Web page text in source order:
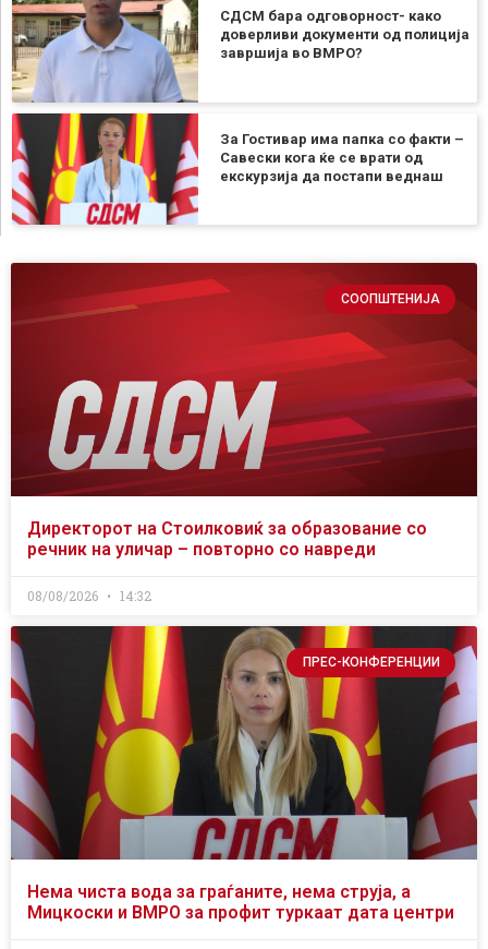
СДСМ бара одговорност- како
доверливи документи од полиција
завршија во ВМРО?
За Гостивар има папка со факти –
Савески кога ќе се врати од
екскурзија да постапи веднаш
СООПШТЕНИЈА
Директорот на Стоилковиќ за образование со
речник на уличар – повторно со навреди
08/08/2026 14:32
ПРЕС-КОНФЕРЕНЦИИ
Нема чиста вода за граѓаните, нема струја, а
Мицкоски и ВМРО за профит туркаат дата центри